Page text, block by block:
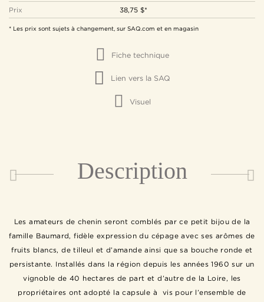
Prix 38,75 $*
* Les prix sont sujets à changement, sur SAQ.com et en magasin
Fiche technique
Lien vers la SAQ
Visuel
Description
Les amateurs de chenin seront comblés par ce petit bijou de la
famille Baumard, fidèle expression du cépage avec ses arômes de
fruits blancs, de tilleul et d’amande ainsi que sa bouche ronde et
persistante. Installés dans la région depuis les années 1960 sur un
vignoble de 40 hectares de part et d’autre de la Loire, les
propriétaires ont adopté la capsule à vis pour l’ensemble de